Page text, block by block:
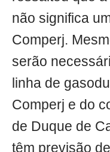
não significa
Comperj.
serão
linha de
Comperj e do
de Duque de
têm previsão